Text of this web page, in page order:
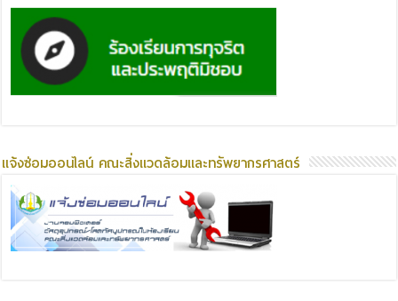
แจ้งซ่อมออนไลน์ คณะสิ่งแวดล้อมและทรัพยากรศาสตร์